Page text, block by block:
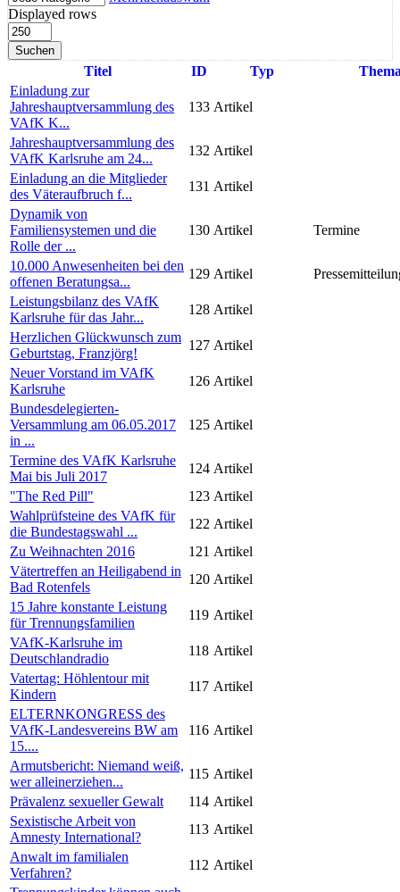
Displayed rows
Suchen
Titel ID Typ
Einladung zur
Jahreshauptversammlung des
VAfK K...
133 Artikel
Jahreshauptversammlung des
VAfK Karlsruhe am 24...
132 Artikel
Einladung an die Mitglieder
des Väteraufbruch f...
131 Artikel
Dynamik von
Familiensystemen und die
Rolle der ...
130 Artikel Termine
10.000 Anwesenheiten bei den
offenen Beratungsa...
129 Artikel
Leistungsbilanz des VAfK
Karlsruhe für das Jahr...
128 Artikel
Herzlichen Glückwunsch zum
Geburtstag, Franzjörg!
127 Artikel
Neuer Vorstand im VAfK
Karlsruhe
126 Artikel
Bundesdelegierten-
Versammlung am 06.05.2017
in ...
125 Artikel
Termine des VAfK Karlsruhe
Mai bis Juli 2017
124 Artikel
"The Red Pill"
123 Artikel
Wahlprüfsteine des VAfK für
die Bundestagswahl ...
122 Artikel
Zu Weihnachten 2016
121 Artikel
Vätertreffen an Heiligabend in
Bad Rotenfels
120 Artikel
15 Jahre konstante Leistung
für Trennungsfamilien
119 Artikel
VAfK-Karlsruhe im
Deutschlandradio
118 Artikel
Vatertag: Höhlentour mit
Kindern
117 Artikel
ELTERNKONGRESS des
VAfK-Landesvereins BW am
15....
116 Artikel
Armutsbericht: Niemand weiß,
wer alleinerziehen...
115 Artikel
Prävalenz sexueller Gewalt
114 Artikel
Sexistische Arbeit von
Amnesty International?
113 Artikel
Anwalt im familialen
Verfahren?
112 Artikel